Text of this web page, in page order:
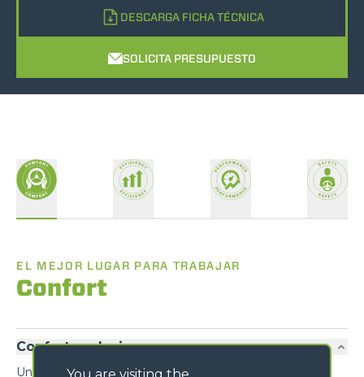
DESCARGA FICHA TÉCNICA
SOLICITA PRESUPUESTO
EL MEJOR LUGAR PARA TRABAJAR
Confort
Confort exclusivo
Un diseño inédito prioriza la funcionalidad y el confort,